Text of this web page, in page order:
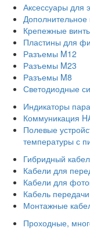
Аксессуары для
Дополнительное
Крепежные
Пластины для
Разъемы M12
Разъемы M23
Разъемы M8
Светодиодные
Индикаторы
Коммуникация
Полевые
температуры с
Гибридный
Кабели для
Кабели для
Кабель
Монтажные
Проходные,